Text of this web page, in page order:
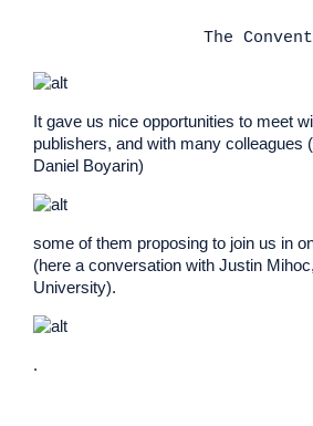
The
It gave us nice opportunities to meet
publishers, and with many colleagues
Daniel Boyarin)
some of them proposing to join us in
(here a conversation with Justin
University).
.